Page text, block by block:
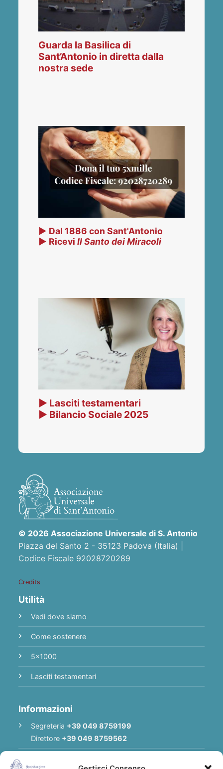
Guarda la Basilica di
Sant’Antonio in diretta dalla
nostra sede
▶ Dal 1886 con Sant'Antonio
▶ RiceviIl Santo dei Miracoli
▶ Lasciti testamentari
▶ Bilancio Sociale 2025
© 2026 Associazione Universale di S. Antonio
Piazza del Santo 2 - 35123 Padova (Italia) |
Codice Fiscale 92028720289
Credits
Utilità
Vedi dove siamo
Come sostenere
5x1000
Lasciti testamentari
Informazioni
Segreteria +39 049 8759199
Direttore +39 049 8759562